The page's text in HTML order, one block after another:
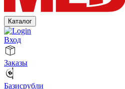
Каталог
Вход
Заказы
Базисрубли